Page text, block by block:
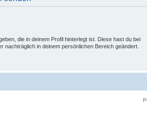
die in deinem Profil hinterlegt ist. Diese hast du bei
nachträglich in deinem persönlichen Bereich geändert.